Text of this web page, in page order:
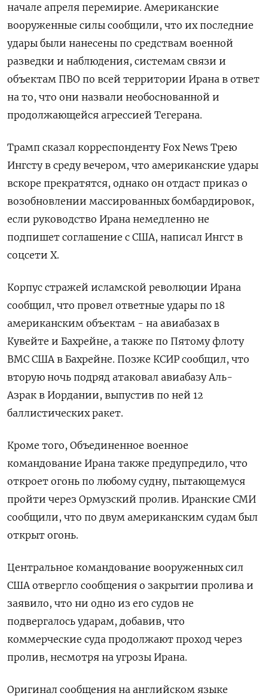
начале апреля перемирие. Американские
вооруженные силы ‌сообщили, что их последние
удары были нанесены по средствам военной
разведки и наблюдения, системам ​связи и
объектам ПВО по всей территории Ирана в ответ
на то, что они ‌назвали необоснованной и
продолжающейся агрессией Тегерана.
Трамп сказал корреспонденту Fox News Трею
Ингсту в среду вечером, что американские удары
вскоре прекратятся, однако он отдаст приказ о ​
возобновлении массированных бомбардировок,
если руководство ​Ирана немедленно не
‌подпишет соглашение с США, написал Ингст в
соцсети X.
Корпус стражей исламской революции Ирана ​
сообщил, что провел ответные удары по 18
американским объектам - на авиабазах в
Кувейте и Бахрейне, а также по Пятому флоту
ВМС США в Бахрейне. Позже КСИР сообщил, что
вторую ночь подряд атаковал авиабазу Аль-
Азрак в Иордании, выпустив по ней 12
баллистических ракет.
Кроме того, Объединенное военное
командование Ирана также предупредило, что
откроет огонь по любому судну, пытающемуся
пройти через Ормузский пролив. ​Иранские СМИ
сообщили, что ⁠по двум американским судам был
открыт огонь.
Центральное командование вооруженных сил
США отвергло сообщения о закрытии пролива и
заявило, что ни ‌одно из его судов не
подвергалось ударам, добавив, что
коммерческие суда продолжают проход ‌через
пролив, несмотря на угрозы Ирана.
Оригинал сообщения на английском языке